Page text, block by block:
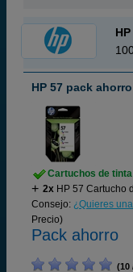
HP
HP 57 pack
Cartuchos de
2x HP 57 Cartucho
Consejo: ¿Quieres
Precio)
Pack ahorro
(10